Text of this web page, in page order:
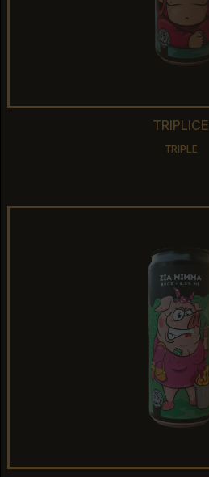
TRIPLICE
TRIPLICE
TRIPLE